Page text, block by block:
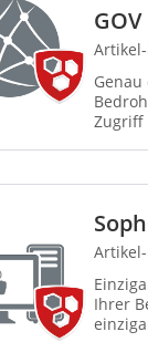
GOV
Zugriff
Ihrer